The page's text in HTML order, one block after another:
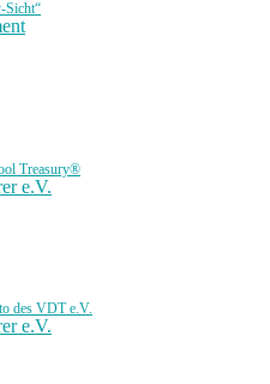
Sicht“
Treasury®
e.V.
des VDT e.V.
e.V.